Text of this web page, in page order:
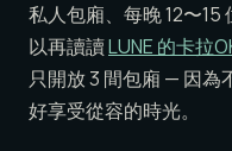
私人包廂、每晚 12〜
以再讀讀LUNE 的卡拉
只開放 3 間包廂 — 因
好享受從容的時光。